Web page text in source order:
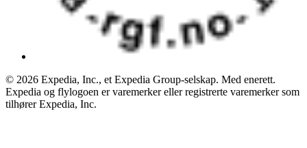
© 2026 Expedia, Inc., et Expedia Group-selskap. Med enerett.
Expedia og flylogoen er varemerker eller registrerte varemerker som
tilhører Expedia, Inc.